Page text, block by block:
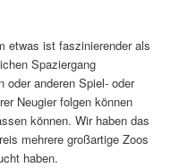
etwas ist faszinierender als
Spaziergang
oder anderen Spiel- oder
Neugier folgen können
können. Wir haben das
mehrere großartige Zoos
haben.